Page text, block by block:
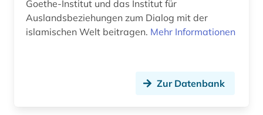
Goethe-Institut und das Institut für
Auslandsbeziehungen zum Dialog mit der
islamischen Welt beitragen. Mehr Informationen
Zur Datenbank